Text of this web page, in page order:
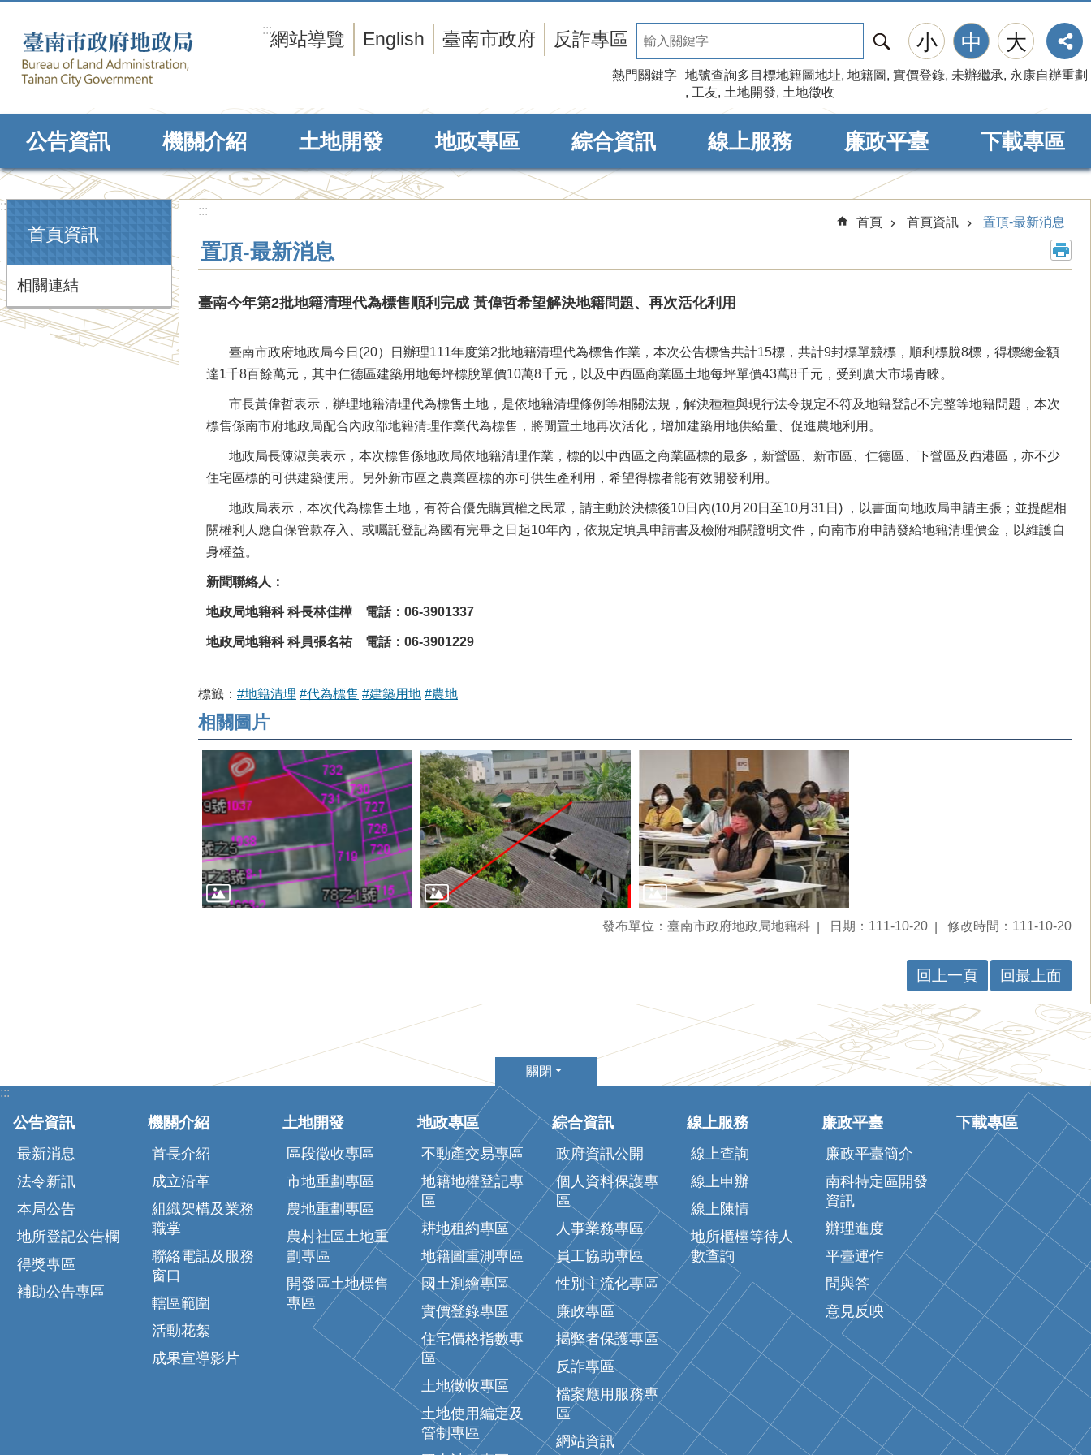
:::網站導覽 English 臺南市政府 反詐專區
尋
熱門關鍵字 地號查詢多目標地籍圖地址 地籍圖 實價登錄 未辦繼承 永康自辦重劃
工友 土地開發 土地徵收
小 中 大
公告資訊 機關介紹 土地開發 地政專區 綜合資訊 線上服務 廉政平臺 下載專區
:::
首頁資訊
相關連結
:::
首頁
首頁資訊 置頂-最新消息
置頂-最新消息
臺南今年第2批地籍清理代為標售順利完成 黃偉哲希望解決地籍問題、再次活化利用
臺南市政府地政局今日(20）日辦理111年度第2批地籍清理代為標售作業，本次公告標售共計15標，共計9封標單競標，順利標脫8標，得標總金額
達1千8百餘萬元，其中仁德區建築用地每坪標脫單價10萬8千元，以及中西區商業區土地每坪單價43萬8千元，受到廣大市場青睞。
市長黃偉哲表示，辦理地籍清理代為標售土地，是依地籍清理條例等相關法規，解決種種與現行法令規定不符及地籍登記不完整等地籍問題，本次
標售係南市府地政局配合內政部地籍清理作業代為標售，將閒置土地再次活化，增加建築用地供給量、促進農地利用。
地政局長陳淑美表示，本次標售係地政局依地籍清理作業，標的以中西區之商業區標的最多，新營區、新市區、仁德區、下營區及西港區，亦不少
住宅區標的可供建築使用。另外新市區之農業區標的亦可供生產利用，希望得標者能有效開發利用。
地政局表示，本次代為標售土地，有符合優先購買權之民眾，請主動於決標後10日內(10月20日至10月31日) ，以書面向地政局申請主張；並提醒相
關權利人應自保管款存入、或囑託登記為國有完畢之日起10年內，依規定填具申請書及檢附相關證明文件，向南市府申請發給地籍清理價金，以維護自
身權益。
新聞聯絡人：
地政局地籍科 科長林佳樺 電話：06-3901337
地政局地籍科 科員張名祐 電話：06-3901229
標籤： #地籍清理 #代為標售 #建築用地 #農地
相關圖片
發布單位：臺南市政府地政局地籍科 日期：111-10-20 修改時間：111-10-20
回上一頁 回最上面
關閉
:::
公告資訊
最新消息
法令新訊
本局公告
地所登記公告欄
得獎專區
補助公告專區
機關介紹
首長介紹
成立沿革
組織架構及業務
職掌
聯絡電話及服務
窗口
轄區範圍
活動花絮
成果宣導影片
土地開發
區段徵收專區
市地重劃專區
農地重劃專區
農村社區土地重
劃專區
開發區土地標售
專區
地政專區
不動產交易專區
地籍地權登記專
區
耕地租約專區
地籍圖重測專區
國土測繪專區
實價登錄專區
住宅價格指數專
區
土地徵收專區
土地使用編定及
管制專區
綜合資訊
政府資訊公開
個人資料保護專
區
人事業務專區
員工協助專區
性別主流化專區
廉政專區
揭弊者保護專區
反詐專區
檔案應用服務專
區
網站資訊
線上服務
線上查詢
線上申辦
線上陳情
地所櫃檯等待人
數查詢
廉政平臺
廉政平臺簡介
南科特定區開發
資訊
辦理進度
平臺運作
問與答
意見反映
下載專區